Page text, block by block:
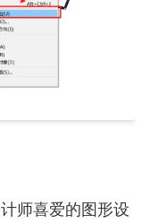
师喜爱的图形设